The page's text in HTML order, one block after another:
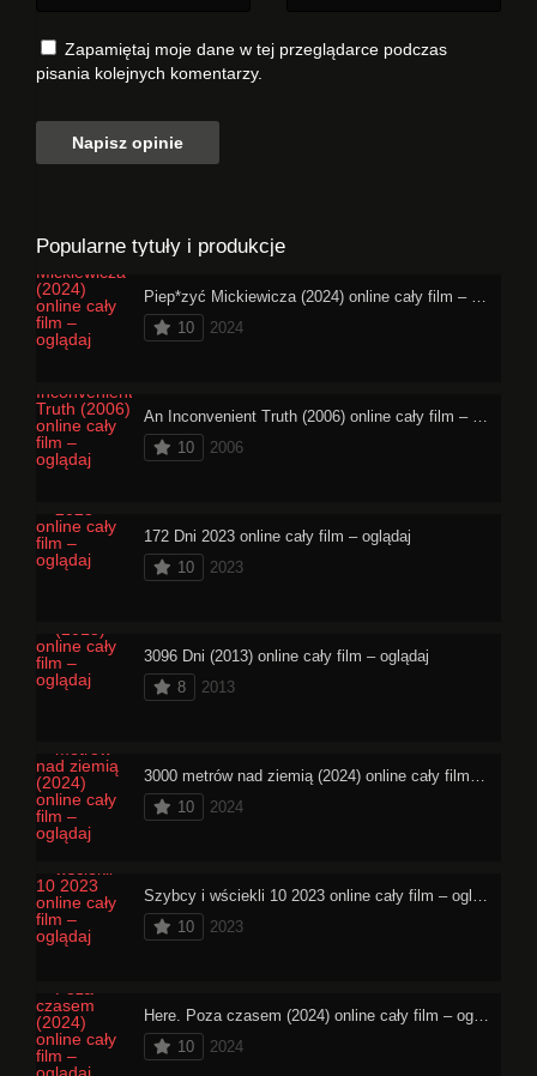
Zapamiętaj moje dane w tej przeglądarce podczas
pisania kolejnych komentarzy.
Popularne tytuły i produkcje
Piep*zyć Mickiewicza (2024) online cały film – oglądaj
10
2024
An Inconvenient Truth (2006) online cały film – oglądaj
10
2006
172 Dni 2023 online cały film – oglądaj
10
2023
3096 Dni (2013) online cały film – oglądaj
8
2013
3000 metrów nad ziemią (2024) online cały film – oglądaj
10
2024
Szybcy i wściekli 10 2023 online cały film – oglądaj
10
2023
Here. Poza czasem (2024) online cały film – oglądaj
10
2024